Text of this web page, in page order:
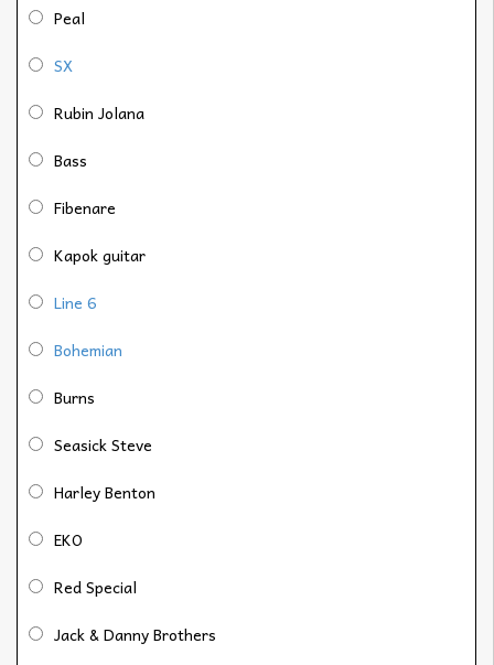
Peal
SX
Rubin Jolana
Bass
Fibenare
Kapok guitar
Line 6
Bohemian
Burns
Seasick Steve
Harley Benton
EKO
Red Special
Jack & Danny Brothers